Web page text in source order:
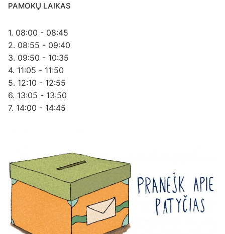
PAMOKŲ LAIKAS
1. 08:00 - 08:45
2. 08:55 - 09:40
3. 09:50 - 10:35
4. 11:05 - 11:50
5. 12:10 - 12:55
6. 13:05 - 13:50
7. 14:00 - 14:45